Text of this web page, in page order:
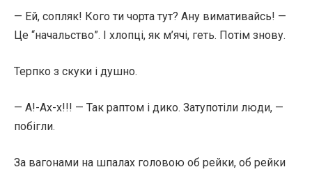
— Ей, сопляк! Кого ти чорта тут? Ану вимативайсь! —
Це “начальство”. І хлопці, як м’ячі, геть. Потім знову.
Терпко з скуки і душно.
— А!-Ах-х!!! — Так раптом і дико. Затупотіли люди, —
побігли.
За вагонами на шпалах головою об рейки, об рейки